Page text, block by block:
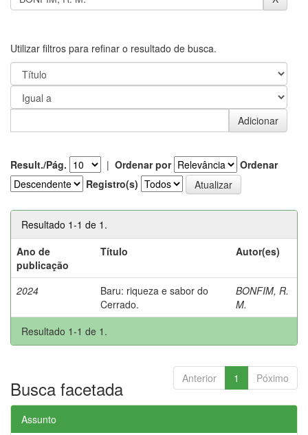
Utilizar filtros para refinar o resultado de busca.
Result./Pág. | Ordenar por
Ordenar
Registro(s)
Resultado 1-1 de 1.
Ano de
publicação
Título Autor(es)
2024
Baru: riqueza e sabor do
Cerrado.
BONFIM, R.
M.
Resultado 1-1 de 1.
Anterior 1 Póximo
Busca facetada
Assunto